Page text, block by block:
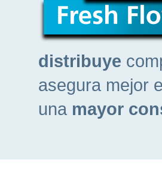
distribuye
asegura mejor
una mayor